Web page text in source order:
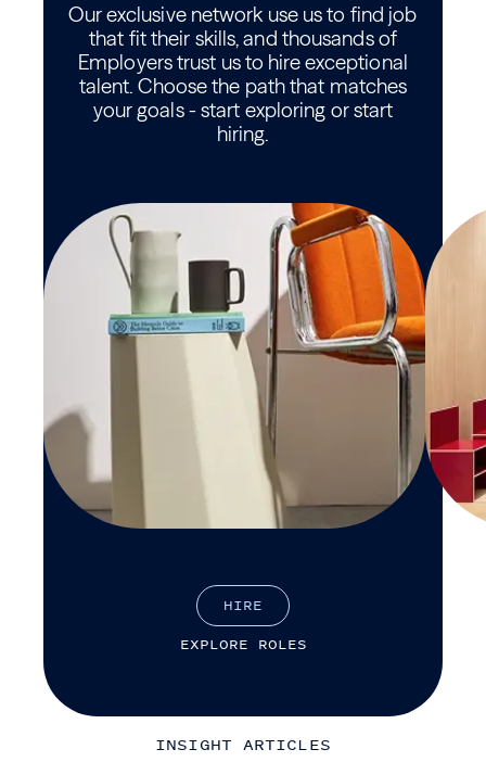
Our exclusive network use us to find job
that fit their skills, and thousands of
Employers trust us to hire exceptional
talent. Choose the path that matches
your goals - start exploring or start
hiring.
HIRE
EXPLORE ROLES
INSIGHT ARTICLES